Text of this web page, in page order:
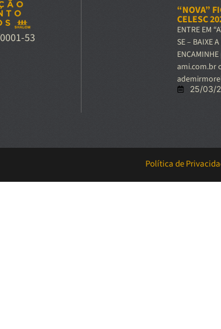
53
“NOVA”
CELESC
ENTRE EM
SE – BAIXE
ami.com.br
25/03/
Política de